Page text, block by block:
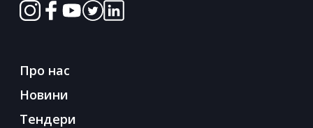
Про нас
Новини
Тендери